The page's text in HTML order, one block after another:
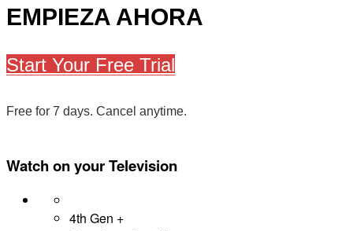
EMPIEZA AHORA
Start Your Free Trial
Free for 7 days. Cancel anytime.
Watch on yourTelevision
4th Gen +